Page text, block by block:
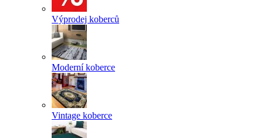
Výprodej koberců
Moderní koberce
Vintage koberce